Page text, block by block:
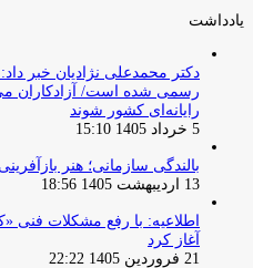
یادداشت
دکتر محمدعلی نژادیان خبر
رسمی شده است/ آزادکاران
رایانه‌ای کشور شوند
5 خرداد 1405 15:10
بالندگی سازمانی؛ هنر
13 اردیبهشت 1405 18:56
اطلاعیه: با رفع مشکلات فنی
آغاز کرد
21 فروردین 1405 22:22